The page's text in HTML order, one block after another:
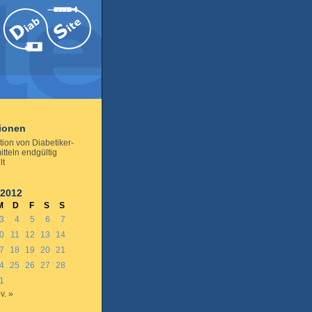
von Diabetiker-
endgültig
D F S
S
3 4 5 6
7
11 12 13
14
18 19 20 21
25 26 27
28
»